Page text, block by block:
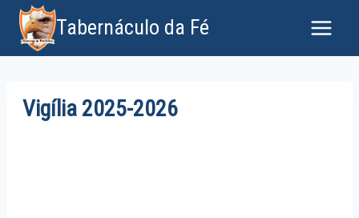
Tabernáculo da Fé
Vigília 2025-2026